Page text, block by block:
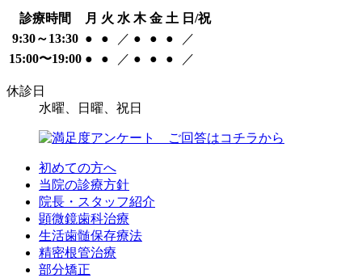
診療時間 月 火 水 木 金 土 日/祝
9:30～13:30 ● ● ／ ● ● ●
／
15:00〜19:00 ● ● ／ ● ● ● ／
休診日
水曜、日曜、祝日
初めての方へ
当院の診療方針
院長・スタッフ紹介
顕微鏡歯科治療
生活歯髄保存療法
精密根管治療
部分矯正